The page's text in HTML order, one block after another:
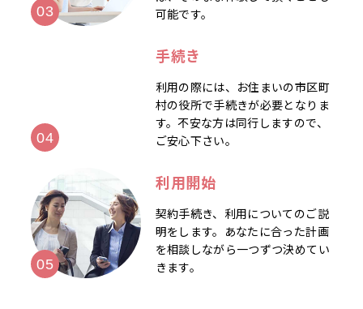
可能です。
手続き
利用の際には、お住まいの市区町
村の役所で手続きが必要となりま
す。不安な方は同行しますので、
ご安心下さい。
利用開始
契約手続き、利用についてのご説
明をします。あなたに合った計画
を相談しながら一つずつ決めてい
きます。